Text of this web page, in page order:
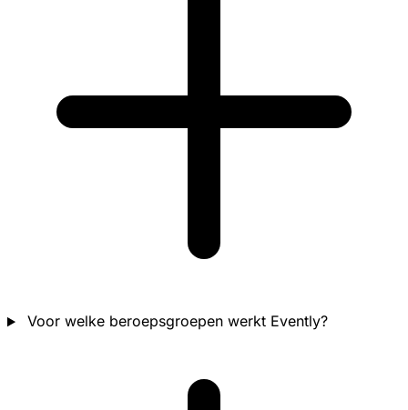
Voor welke beroepsgroepen werkt Evently?